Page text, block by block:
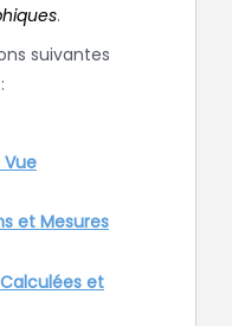
.
suivantes
et Mesures
et